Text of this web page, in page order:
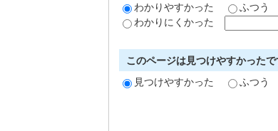
わかりやすかった
ふつう
わかりにくかった
このページは見つけやすかった
見つけやすかった
ふつう